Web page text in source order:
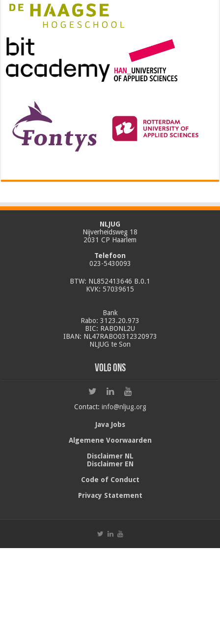
NLJUG
Nijverheidsweg 18
2031 CP Haarlem
Telefoon
023-5430093
BTW: NL852413646 B.0.1
KVK: 57039615
Bank
Rabo: 3123.20.973
BIC: RABONL2U
IBAN: NL47RABO0312320973
NLJUG te Son
Volg ons
Contact: info@nljug.org
Java Jobs
Algemene Voorwaarden
Disclaimer NL
Disclaimer EN
Code of Conduct
Privacy Statement